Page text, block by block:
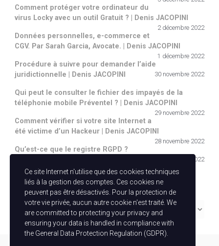
Comment protéger votre ordinateur du
virus Locky avec un outil Gratuit ? | Denis JACOPINI
2 décembre 2022
Données personnelles, e-commerce et
CGV. Par Sarah Garcia, Avocate. | Denis JACOPINI
1 décembre 2022
Procédure à suivre pour demander l’aide
juridictionnelle | Denis JACOPINI
30 novembre 2022
Qui peut le consulter le fichier des impayés de la
téléphonie mobile Préventel ? | Denis JACOPINI
29 novembre 2022
Comment vérifier si votre site Internet a
été victime d’un Hackeur | Denis JACOPINI
28 novembre 2022
Qu’est-ce que le registre RGPD ?
27 novembre 2022
Catégories
Catégories
Ce site Internet n'utilise que des cookies techniques
liés à la gestion des comptes. Ces cookies ne
peuvent pas être désactivés. Pour la protection de
votre vie privée, aucun autre cookie n'est traité. We
are committed to protecting your privacy and
ensuring your data is handled in compliance with
the General Data Protection Regulation (GDPR)